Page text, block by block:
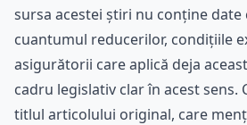
sursa acestei știri nu conține
cuantumul reducerilor, condițiile
asigurătorii care aplică deja
cadru legislativ clar în acest sens.
titlul articolului original, care